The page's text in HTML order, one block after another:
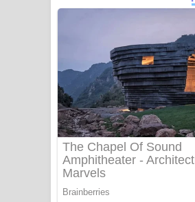
නිවුනා නුඹ හින්දා ගීතයේ
Numba Dun Aadare
දුන් ආදරේ ගීතයේ පද පෙළ
Liyamuda Dan
- ලියමුද දැන් අනාගතේ
Doni Song Lyrics - දෝණි
පෙළ